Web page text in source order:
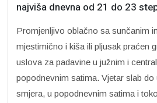
najviša dnevna od 21 do 23
Promjenljivo oblačno sa sunčanim
mjestimično i kiša ili pljusak praćen
uslova za padavine u južnim i
popodnevnim satima. Vjetar slab
smjera, u popodnevnim satima i